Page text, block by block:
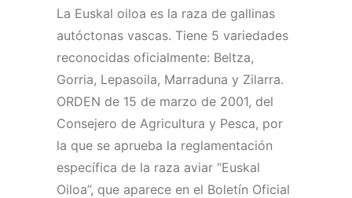
La Euskal oiloa es la raza de gallinas
autóctonas vascas. Tiene 5 variedades
reconocidas oficialmente: Beltza,
Gorria, Lepasoila, Marraduna y Zilarra.
ORDEN de 15 de marzo de 2001, del
Consejero de Agricultura y Pesca, por
la que se aprueba la reglamentación
específica de la raza aviar “Euskal
Oiloa”, que aparece en el Boletín Oficial